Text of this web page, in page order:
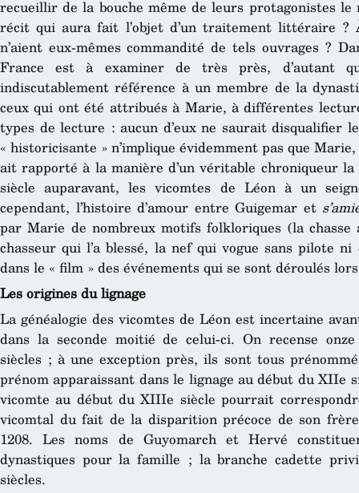
recueillir de la bouche même de leurs protagonistes
récit qui aura fait l’objet d’un traitement littéraire ?
n’aient eux-mêmes commandité de tels ouvrages ?
France est à examiner de très près,
indiscutablement référence à un membre de la
ceux qui ont été attribués à Marie, à différentes
types de lecture : aucun d’eux ne saurait disqualifier
« historicisante » n’implique évidemment pas que
ait rapporté à la manière d’un véritable chroniqueur la
siècle auparavant, les vicomtes de Léon à un
cependant, l’histoire d’amour entre Guigemar et
par Marie de nombreux motifs folkloriques (la chasse
chasseur qui l’a blessé, la nef qui vogue sans pilote
dans le « film » des événements qui se sont déroulés
Les origines du lignage
La généalogie des vicomtes de Léon est incertaine
dans la seconde moitié de celui-ci. On recense
siècles ; à une exception près, ils sont tous
prénom apparaissant dans le lignage au début du XIIe
vicomte au début du XIIIe siècle pourrait
vicomtal du fait de la disparition précoce de son
1208. Les noms de Guyomarch et Hervé
dynastiques pour la famille ; la branche cadette
siècles.